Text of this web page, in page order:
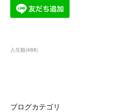
人生観(488)
ブログカテゴリ